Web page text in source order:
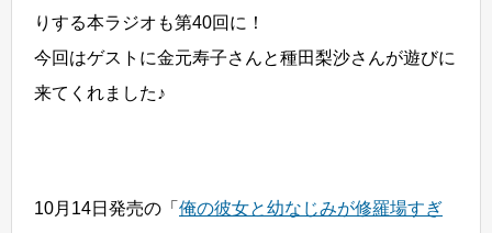
りする本ラジオも第40回に！
今回はゲストに金元寿子さんと種田梨沙さんが遊びに
来てくれました♪
10月14日発売の「 俺の彼女と幼なじみが修羅場すぎ